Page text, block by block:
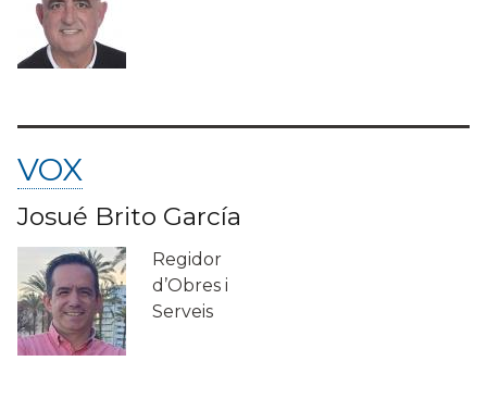
VOX
Josué Brito García
Regidor
d’Obres i
Serveis